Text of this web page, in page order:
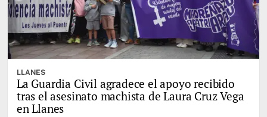
LLANES
La Guardia Civil agradece el apoyo recibido
tras el asesinato machista de Laura Cruz Vega
en Llanes